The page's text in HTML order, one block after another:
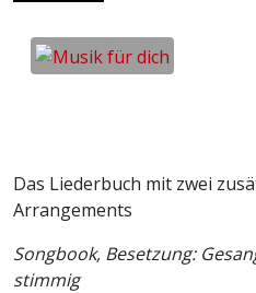
Das Liederbuch mit zwei
Arrangements
Songbook, Besetzung:
stimmig